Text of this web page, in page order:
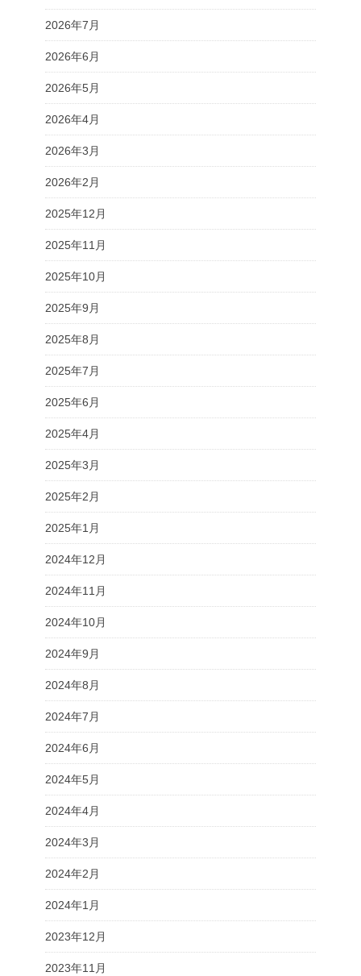
2026年7月
2026年6月
2026年5月
2026年4月
2026年3月
2026年2月
2025年12月
2025年11月
2025年10月
2025年9月
2025年8月
2025年7月
2025年6月
2025年4月
2025年3月
2025年2月
2025年1月
2024年12月
2024年11月
2024年10月
2024年9月
2024年8月
2024年7月
2024年6月
2024年5月
2024年4月
2024年3月
2024年2月
2024年1月
2023年12月
2023年11月